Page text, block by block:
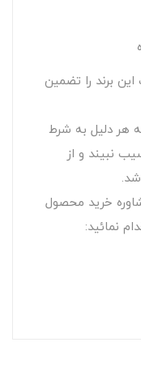
برند را تضمین
کالا تا 7 روز به هر دلیل به شرط
نبیند و از
خرید محصول
نمائید: